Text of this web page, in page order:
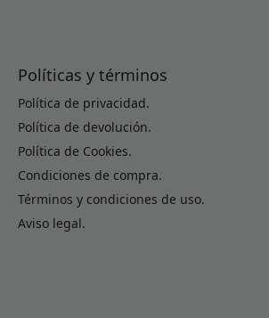
Políticas y términos
Política de privacidad.
Política de devolución.
Política de Cookies.
Condiciones de compra.
Términos y condiciones de uso.
Aviso legal.